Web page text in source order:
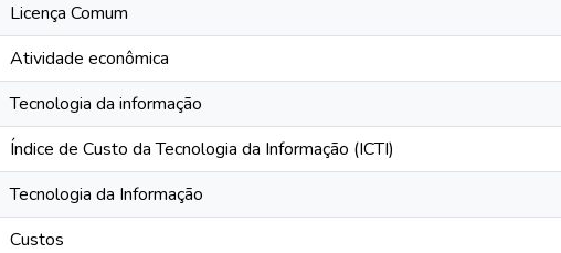
Licença Comum
Atividade econômica
Tecnologia da informação
Índice de Custo da Tecnologia da Informação (ICTI)
Tecnologia da Informação
Custos